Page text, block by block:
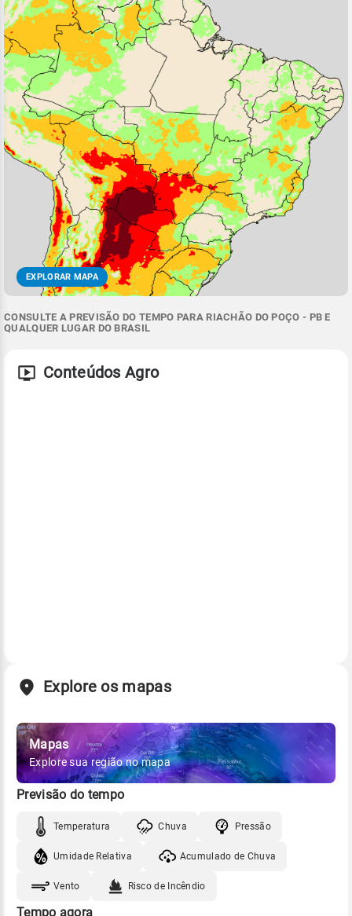
EXPLORAR MAPA
CONSULTE A PREVISÃO DO TEMPO PARA RIACHÃO DO POÇO - PB E
QUALQUER LUGAR DO BRASIL
Conteúdos Agro
Explore os mapas
Mapas
Explore sua região no mapa
Previsão do tempo
Temperatura Chuva Pressão
Umidade Relativa Acumulado de Chuva
Vento Risco de Incêndio
Tempo agora